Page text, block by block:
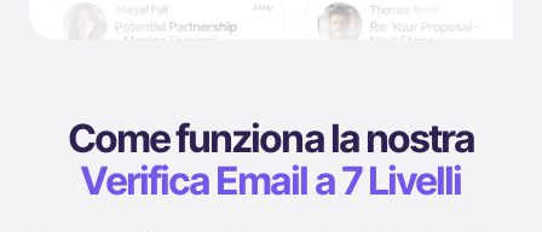
Come funziona la nostra
Verifica Email a 7 Livelli